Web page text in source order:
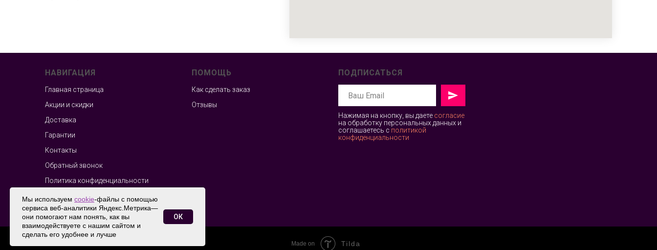
НАВИГАЦИЯ
Главная страница
Акции и скидки
Доставка
Гарантии
Контакты
Обратный звонок
Политика конфиденциальности
ПОМОЩЬ
Как сделать заказ
Отзывы
ПОДПИСАТЬСЯ
Нажимая на кнопку, вы даете согласие
на обработку персональных данных и
соглашаетесь c политикой
конфиденциальности
© 2026 Топ Шарики
Мы используем cookie-файлы с помощью
сервиса веб-аналитики Яндекс.Метрика—
они помогают нам понять, как вы
взаимодействуете с нашим сайтом и
сделать его удобнее и лучше
ОК
Made on Tilda